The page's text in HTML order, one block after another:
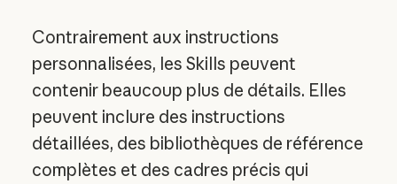
Contrairement aux instructions
personnalisées, les Skills peuvent
contenir beaucoup plus de détails. Elles
peuvent inclure des instructions
détaillées, des bibliothèques de référence
complètes et des cadres précis qui